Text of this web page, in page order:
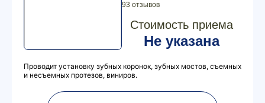
93 отзывов
Стоимость приема
Не указана
Проводит установку зубных коронок, зубных мостов, съемных
и несъемных протезов, виниров.